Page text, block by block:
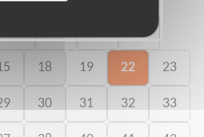
18 19 22 23
30 31 32 33